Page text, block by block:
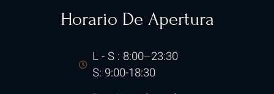
Horario De Apertura
L - S : 8:00–23:30
S: 9:00-18:30